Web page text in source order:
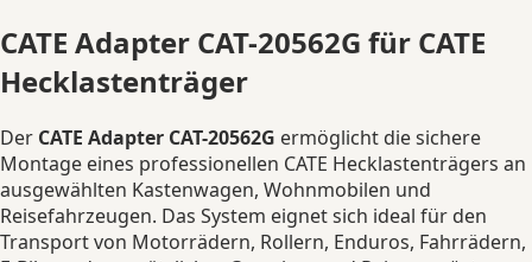
CATE Adapter CAT-20562G für CATE
Hecklastenträger
Der CATE Adapter CAT-20562G ermöglicht die sichere
Montage eines professionellen CATE Hecklastenträgers an
ausgewählten Kastenwagen, Wohnmobilen und
Reisefahrzeugen. Das System eignet sich ideal für den
Transport von Motorrädern, Rollern, Enduros, Fahrrädern,